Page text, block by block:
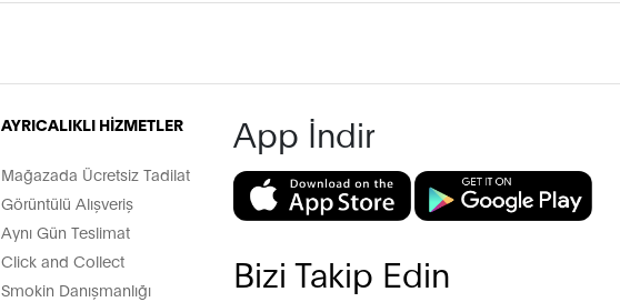
AYRICALIKLI HİZMETLER
Mağazada Ücretsiz Tadilat
Görüntülü Alışveriş
Aynı Gün Teslimat
Click and Collect
Smokin Danışmanlığı
App İndir
Bizi Takip Edin